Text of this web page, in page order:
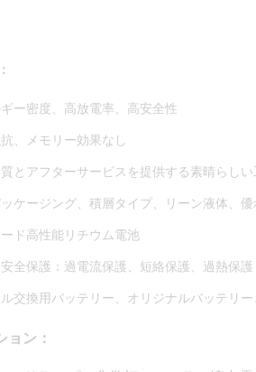
ー密度、高放電率、高安全性
、メモリー効果なし
とアフターサービスを提供する素晴らし
ケージング、積層タイプ、リーン液体、
ド高性能リチウム電池
全保護：過電流保護、短絡保護、過熱保護
交換用バッテリー、オリジナルバッテリ
ョン：